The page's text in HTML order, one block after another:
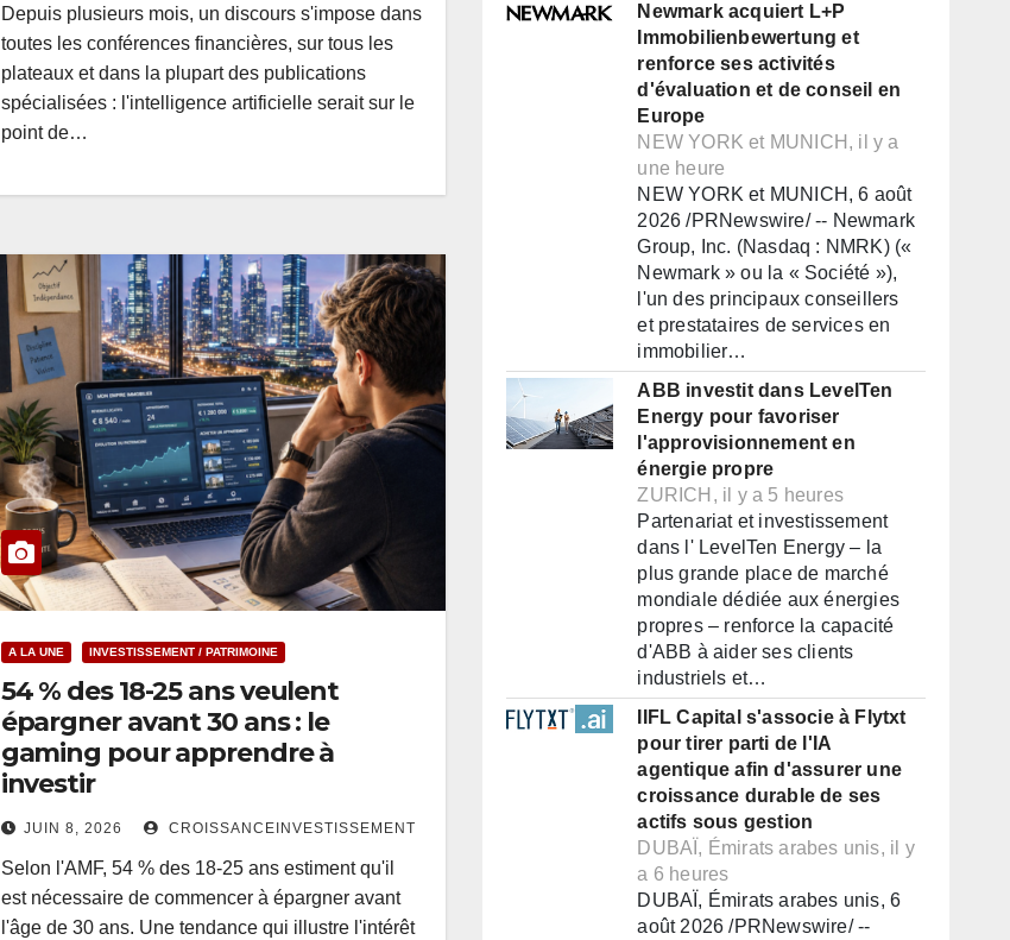
Depuis plusieurs mois, un discours s'impose dans
toutes les conférences financières, sur tous les
plateaux et dans la plupart des publications
spécialisées : l'intelligence artificielle serait sur le
point de…
A LA UNE INVESTISSEMENT / PATRIMOINE
54 % des 18-25 ans veulent
épargner avant 30 ans : le
gaming pour apprendre à
investir
JUIN 8, 2026 CROISSANCEINVESTISSEMENT
Selon l'AMF, 54 % des 18-25 ans estiment qu'il
est nécessaire de commencer à épargner avant
l'âge de 30 ans. Une tendance qui illustre l'intérêt
Newmark acquiert L+P
Immobilienbewertung et
renforce ses activités
d'évaluation et de conseil en
Europe
NEW YORK et MUNICH, il y a
une heure
NEW YORK et MUNICH, 6 août
2026 /PRNewswire/ -- Newmark
Group, Inc. (Nasdaq : NMRK) («
Newmark » ou la « Société »),
l'un des principaux conseillers
et prestataires de services en
immobilier…
ABB investit dans LevelTen
Energy pour favoriser
l'approvisionnement en
énergie propre
ZURICH, il y a 5 heures
Partenariat et investissement
dans l' LevelTen Energy – la
plus grande place de marché
mondiale dédiée aux énergies
propres – renforce la capacité
d'ABB à aider ses clients
industriels et…
IIFL Capital s'associe à Flytxt
pour tirer parti de l'IA
agentique afin d'assurer une
croissance durable de ses
actifs sous gestion
DUBAÏ, Émirats arabes unis, il y
a 6 heures
DUBAÏ, Émirats arabes unis, 6
août 2026 /PRNewswire/ --